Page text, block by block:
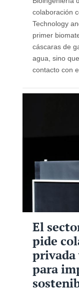
colaboración
Technology
primer
cáscaras de
agua, sino
contacto con
El
pide
privada
para